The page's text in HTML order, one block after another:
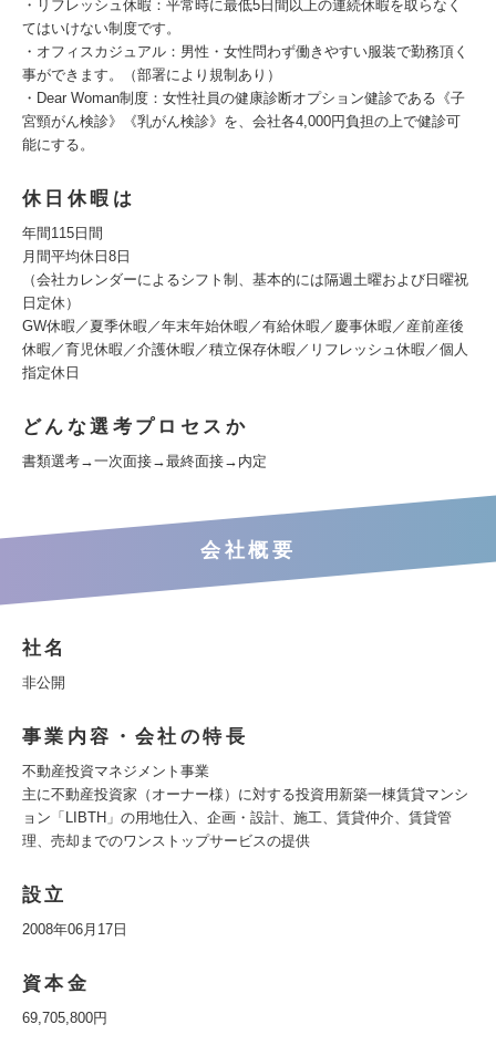
・リフレッシュ休暇：平常時に最低5日間以上の連続休暇を取らなく
てはいけない制度です。
・オフィスカジュアル：男性・女性問わず働きやすい服装で勤務頂く
事ができます。（部署により規制あり）
・Dear Woman制度：女性社員の健康診断オプション健診である《子
宮頸がん検診》《乳がん検診》を、会社各4,000円負担の上で健診可
能にする。
休日休暇は
年間115日間
月間平均休日8日
（会社カレンダーによるシフト制、基本的には隔週土曜および日曜祝
日定休）
GW休暇／夏季休暇／年末年始休暇／有給休暇／慶事休暇／産前産後
休暇／育児休暇／介護休暇／積立保存休暇／リフレッシュ休暇／個人
指定休日
どんな選考プロセスか
書類選考→一次面接→最終面接→内定
会社概要
社名
非公開
事業内容・会社の特長
不動産投資マネジメント事業
主に不動産投資家（オーナー様）に対する投資用新築一棟賃貸マンシ
ョン「LIBTH」の用地仕入、企画・設計、施工、賃貸仲介、賃貸管
理、売却までのワンストップサービスの提供
設立
2008年06月17日
資本金
69,705,800円